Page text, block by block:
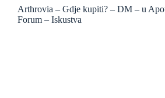
Arthrovia – Gdje kupiti? – DM – u
Forum – Iskustva